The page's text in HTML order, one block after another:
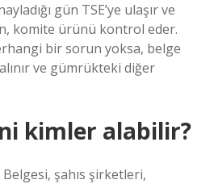
gün TSE’ye ulaşır ve
komite ürünü kontrol eder.
bir sorun yoksa, belge
ve gümrükteki diğer
kimler alabilir?
şahıs şirketleri,